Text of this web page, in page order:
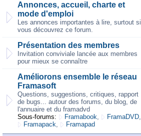
Annonces, accueil, charte et
mode d'emploi
Les annonces importantes à lire, surtout si
vous découvrez ce forum.
Présentation des membres
Invitation conviviale lancée aux membres
pour mieux se connaître
Améliorons ensemble le réseau
Framasoft
Questions, suggestions, critiques, rapport
de bugs... autour des forums, du blog, de
l'annuaire et du framadvd
Sous-forums:
Framabook, FramaDVD,
Framapack, Framapad